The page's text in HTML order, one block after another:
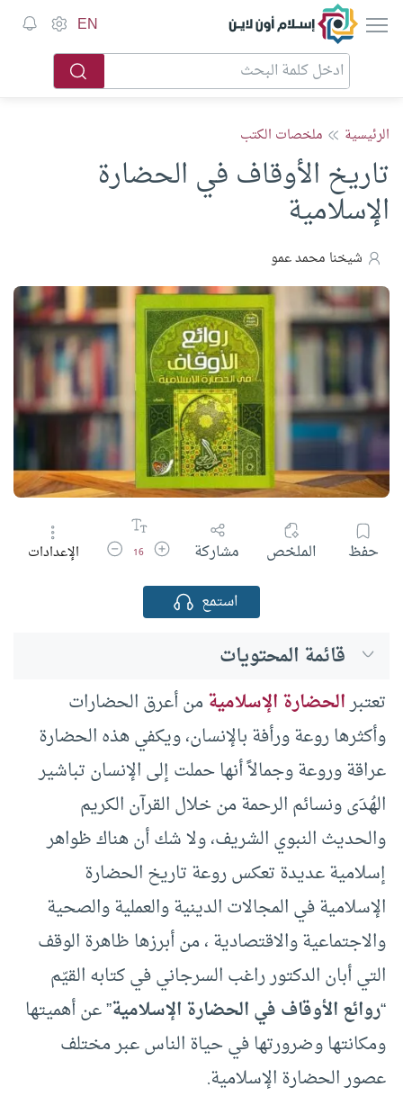
إسلام أون لاين EN
الرئيسية ملخصات الكتب
تاريخ الأوقاف في الحضارة
الإسلامية
شيخنا محمد عمو
حفظ الملخص مشاركة زيادة حجم الخط
16 تقليل حجم الخط
الإعدادات
استمع
قائمة المحتويات
تعتبرالحضارة الإسلاميةمن أعرق الحضارات
وأكثرها روعة ورأفة بالإنسان، ويكفي هذه الحضارة
عراقة وروعة وجمالاً أنها حملت إلى الإنسان تباشير
الهُدَى ونسائم الرحمة من خلال القرآن الكريم
والحديث النبوي الشريف، ولا شك أن هناك ظواهر
إسلامية عديدة تعكس روعة تاريخ الحضارة
الإسلامية في المجالات الدينية والعملية والصحية
والاجتماعية والاقتصادية ، من أبرزها ظاهرة الوقف
التي أبان الدكتور راغب السرجاني في كتابه القيّم
“روائع الأوقاف في الحضارة الإسلامية” عن أهميتها
ومكانتها وضرورتها في حياة الناس عبر مختلف
عصور الحضارة الإسلامية.